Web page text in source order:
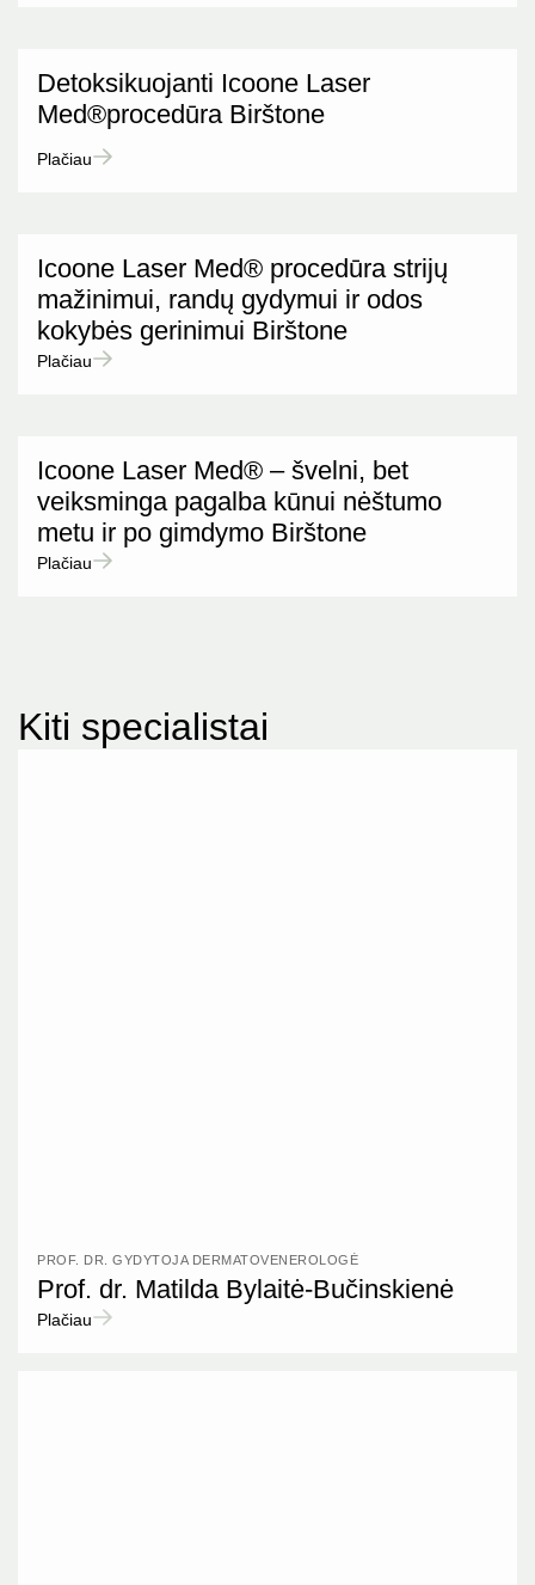
Detoksikuojanti Icoone Laser
Med®procedūra Birštone
Plačiau
Icoone Laser Med® procedūra strijų
mažinimui, randų gydymui ir odos
kokybės gerinimui Birštone
Plačiau
Icoone Laser Med® – švelni, bet
veiksminga pagalba kūnui nėštumo
metu ir po gimdymo Birštone
Plačiau
Kiti specialistai
PROF. DR. GYDYTOJA DERMATOVENEROLOGĖ
Prof. dr. Matilda Bylaitė-Bučinskienė
Plačiau